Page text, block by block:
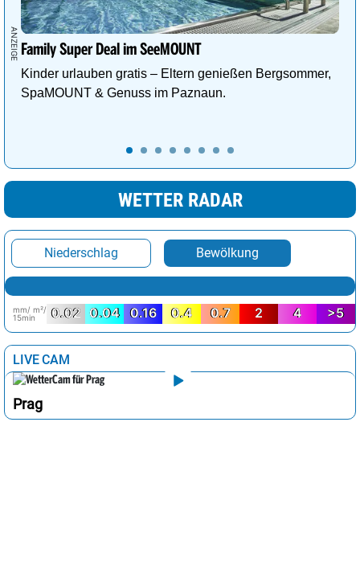
Family Super Deal im SeeMOUNT
Kinder urlauben gratis – Eltern genießen Bergsommer,
SpaMOUNT & Genuss im Paznaun.
WETTER RADAR
Niederschlag Bewölkung
mm/ m²/
15min
0.02 0.04 0.16 0.4 0.7 2 4 >5
LIVE CAM
Prag